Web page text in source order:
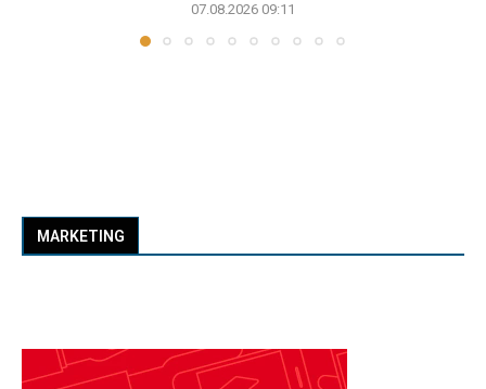
07.08.2026 09:11
MARKETING